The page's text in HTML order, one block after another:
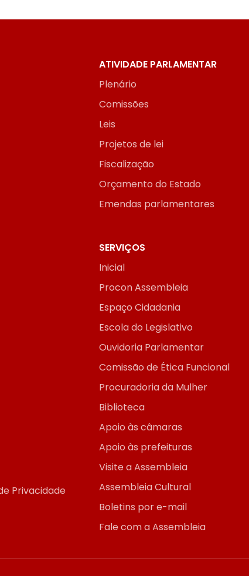
ATIVIDADE PARLAMENTAR
Plenário
Comissões
Leis
Projetos de lei
Fiscalização
Orçamento do Estado
Emendas parlamentares
SERVIÇOS
Inicial
Procon Assembleia
Espaço Cidadania
Escola do Legislativo
Ouvidoria Parlamentar
Comissão de Ética Funcional
Procuradoria da Mulher
Biblioteca
Apoio às câmaras
Apoio às prefeituras
Visite a Assembleia
Assembleia Cultural
Boletins por e-mail
Fale com a Assembleia
Privacidade